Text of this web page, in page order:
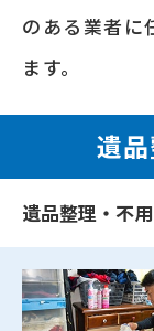
のある業者に
ます。
遺
遺品整理・不